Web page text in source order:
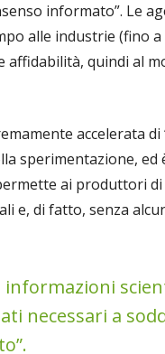
informato”. Le
alle industrie (fino a
affidabilità, quindi al
accelerata di
sperimentazione, ed
ai produttori
e, di fatto, senza
informazioni
necessari a